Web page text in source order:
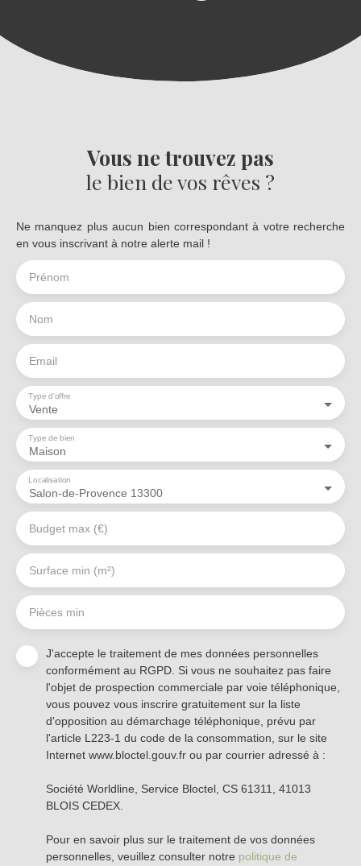
Vous ne trouvez pas
le bien de vos rêves ?
Ne manquez plus aucun bien correspondant à votre recherche
en vous inscrivant à notre alerte mail !
Prénom
Nom
Email
Vente
Type d'offre
Maison
Type de bien
Salon-de-Provence 13300
Localisation
Budget max (€)
Surface min (m²)
Pièces min
J'accepte le traitement de mes données personnelles
conformément au RGPD. Si vous ne souhaitez pas faire
l'objet de prospection commerciale par voie téléphonique,
vous pouvez vous inscrire gratuitement sur la liste
d'opposition au démarchage téléphonique, prévu par
l'article L223-1 du code de la consommation, sur le site
Internet www.bloctel.gouv.fr ou par courrier adressé à :
Société Worldline, Service Bloctel, CS 61311, 41013
BLOIS CEDEX.
Pour en savoir plus sur le traitement de vos données
personnelles, veuillez consulter notre politique de